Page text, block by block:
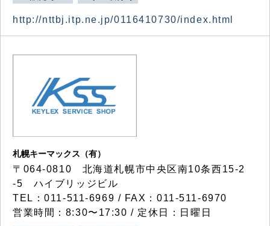
http://nttbj.itp.ne.jp/0116410730/index.html
札幌キーマックス（有）
〒064-0810 北海道札幌市中央区南10条西15-2
-5 ハイブリッジビル
TEL：011-511-6969 / FAX：011-511-6970
営業時間：8:30〜17:30 / 定休日：日曜日